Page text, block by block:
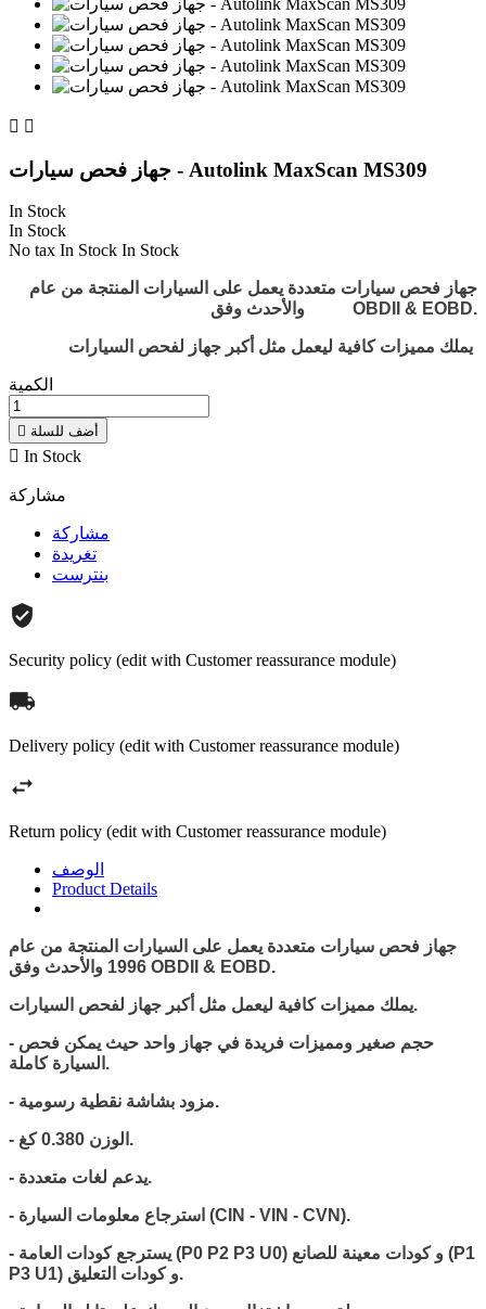
 
جهاز فحص سيارات - Autolink MaxScan MS309
In Stock
In Stock
No tax In Stock In Stock
جهاز فحص سيارات متعددة يعمل على السيارات المنتجة من عام
OBDII & EOBD.
الكمية
 أضف للسلة
 In Stock
مشاركة
مشاركة
تغريدة
بنترست
Security policy (edit with Customer reassurance module)
Delivery policy (edit with Customer reassurance module)
Return policy (edit with Customer reassurance module)
الوصف
Product Details
جهاز فحص سيارات متعددة يعمل على السيارات المنتجة من عام
1996 والأحدث وفق OBDII & EOBD.
يملك مميزات كافية ليعمل مثل أكبر جهاز لفحص السيارات.
- حجم صغير ومميزات فريدة في جهاز واحد حيث يمكن فحص
السيارة كاملة.
- مزود بشاشة نقطية رسومية.
- الوزن 0.380 كغ.
- يدعم لغات متعددة.
- استرجاع معلومات السيارة (CIN - VIN - CVN).
- يسترجع كودات العامة (P0 P2 P3 U0) و كودات معينة للصانع (P1
P3 U1) و كودات التعليق.